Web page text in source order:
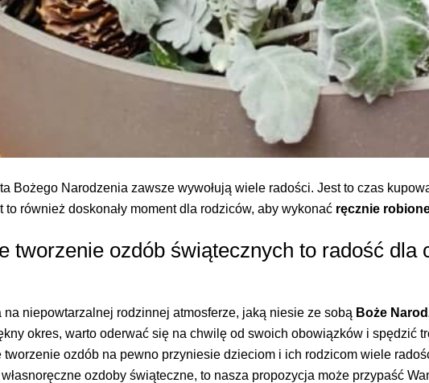
Bożego Narodzenia zawsze wywołują wiele radości. Jest to czas
to również doskonały moment dla rodziców, aby wykonaćręcznie
tworzenie ozdób świątecznych to radość dla
na niepowtarzalnej rodzinnej atmosferze, jaką niesie ze sobą Boże
okres, warto oderwać się na chwilę od swoich obowiązków i spędzić
tworzenie ozdób na pewno przyniesie dzieciom i ich rodzicom wiele
ozdoby świąteczne, to nasza propozycja może przypaść